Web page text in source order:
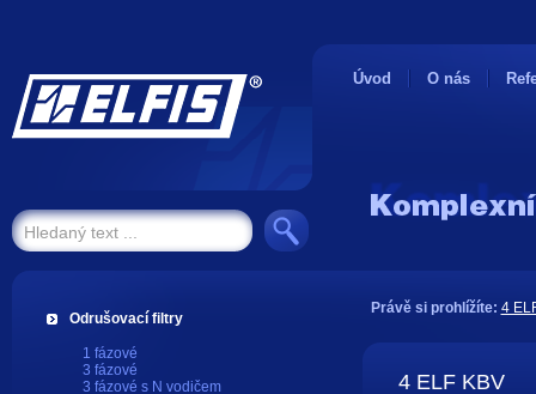
Úvod O nás
Odrušovací filtry
1 fázové
3 fázové
3 fázové s N vodičem
Právě si prohlížíte: 4
4 ELF KBV